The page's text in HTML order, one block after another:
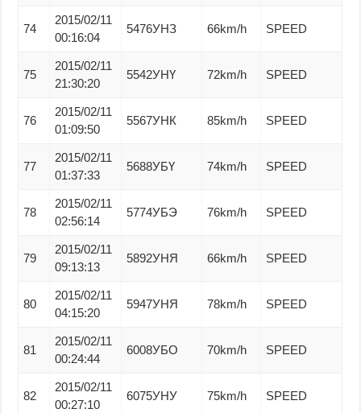
74
2015/02/11
00:16:04
5476УНЗ 66km/h SPEED
75
2015/02/11
21:30:20
5542УНҮ 72km/h SPEED
76
2015/02/11
01:09:50
5567УНК 85km/h SPEED
77
2015/02/11
01:37:33
5688УБҮ 74km/h SPEED
78
2015/02/11
02:56:14
5774УБЭ 76km/h SPEED
79
2015/02/11
09:13:13
5892УНЯ 66km/h SPEED
80
2015/02/11
04:15:20
5947УНЯ 78km/h SPEED
81
2015/02/11
00:24:44
6008УБО 70km/h SPEED
82
2015/02/11
00:27:10
6075УНУ 75km/h SPEED